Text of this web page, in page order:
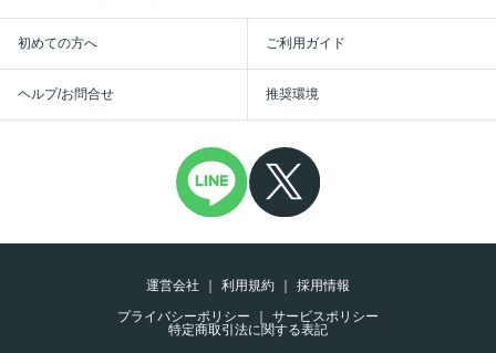
初めての方へ ご利用ガイド
ヘルプ/お問合せ 推奨環境
運営会社 利用規約
採用情報
プライバシーポリシー
サービスポリシー
特定商取引法に関する表記